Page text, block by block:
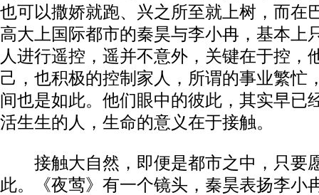
也可以撒娇就跑、兴之所至就上树，而在
高大上国际都市的秦昊与李小冉，基本上
人进行遥控，遥并不意外，关键在于控，
己，也积极的控制家人，所谓的事业繁忙
间也是如此。他们眼中的彼此，其实早已
活生生的人，生命的意义在于接触。
接触大自然，即便是都市之中，只要
此。《夜莺》有一个镜头，秦昊表扬李小